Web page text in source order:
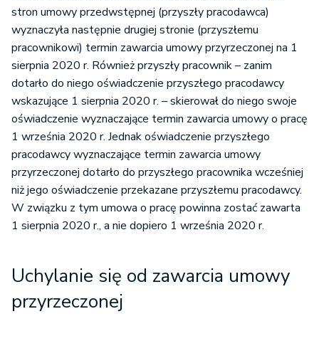
stron umowy przedwstępnej (przyszły pracodawca)
wyznaczyła następnie drugiej stronie (przyszłemu
pracownikowi) termin zawarcia umowy przyrzeczonej na 1
sierpnia 2020 r. Również przyszły pracownik – zanim
dotarło do niego oświadczenie przyszłego pracodawcy
wskazujące 1 sierpnia 2020 r. – skierował do niego swoje
oświadczenie wyznaczające termin zawarcia umowy o pracę
1 września 2020 r. Jednak oświadczenie przyszłego
pracodawcy wyznaczające termin zawarcia umowy
przyrzeczonej dotarło do przyszłego pracownika wcześniej
niż jego oświadczenie przekazane przyszłemu pracodawcy.
W związku z tym umowa o pracę powinna zostać zawarta
1 sierpnia 2020 r., a nie dopiero 1 września 2020 r.
Uchylanie się od zawarcia umowy
przyrzeczonej